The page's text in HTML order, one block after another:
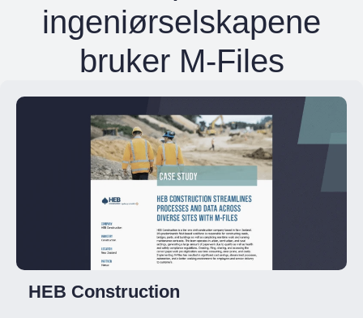
ingeniørselskapene
bruker M-Files
HEB Construction